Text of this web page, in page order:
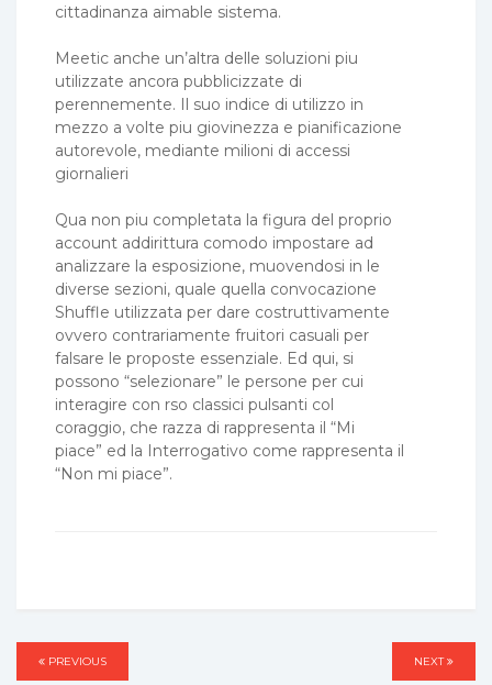
cittadinanza aimable sistema.
Meetic anche un’altra delle soluzioni piu
utilizzate ancora pubblicizzate di
perennemente. Il suo indice di utilizzo in
mezzo a volte piu giovinezza e pianificazione
autorevole, mediante milioni di accessi
giornalieri
Qua non piu completata la figura del proprio
account addirittura comodo impostare ad
analizzare la esposizione, muovendosi in le
diverse sezioni, quale quella convocazione
Shuffle utilizzata per dare costruttivamente
ovvero contrariamente fruitori casuali per
falsare le proposte essenziale. Ed qui, si
possono “selezionare” le persone per cui
interagire con rso classici pulsanti col
coraggio, che razza di rappresenta il “Mi
piace” ed la Interrogativo come rappresenta il
“Non mi piace”.
Post
PREVIOUS
PREVIOUS NEXT
NEXT